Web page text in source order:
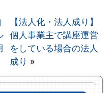
【法人化・法人成り】
個人事業主で講座運営
をしている場合の法人
成り »